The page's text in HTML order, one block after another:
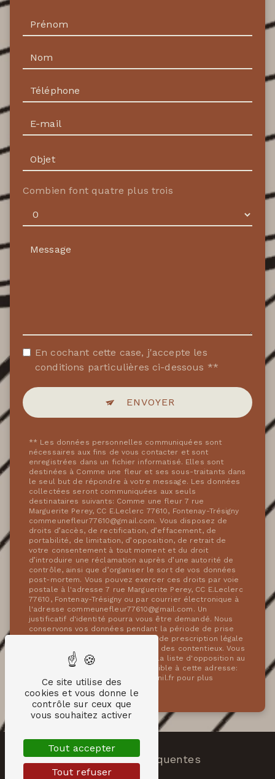
Combien font quatre plus trois
En cochant cette case, j'accepte les
conditions particulières ci-dessous **
ENVOYER
** Les données personnelles communiquées sont
nécessaires aux fins de vous contacter et sont
enregistrées dans un fichier informatisé. Elles sont
destinées à Comme une fleur et ses sous-traitants dans
le seul but de répondre à votre message. Les données
collectées seront communiquées aux seuls
destinataires suivants: Comme une fleur 7 rue
Marguerite Perey, CC E.Leclerc 77610, Fontenay-Trésigny
commeunefleur77610@gmail.com. Vous disposez de
droits d’accès, de rectification, d’effacement, de
portabilité, de limitation, d’opposition, de retrait de
votre consentement à tout moment et du droit
d’introduire une réclamation auprès d’une autorité de
contrôle, ainsi que d’organiser le sort de vos données
post-mortem. Vous pouvez exercer ces droits par voie
postale à l'adresse 7 rue Marguerite Perey, CC E.Leclerc
77610, Fontenay-Trésigny ou par courrier électronique à
l'adresse commeunefleur77610@gmail.com. Un
justificatif d'identité pourra vous être demandé. Nous
conservons vos données pendant la période de prise
de contact puis pendant la durée de prescription légale
aux fins probatoires et de gestion des contentieux. Vous
avez le droit de vous inscrire sur la liste d'opposition au
démarchage téléphonique, disponible à cette adresse:
Bloctel.gouv.fr . Consultez le site cnil.fr pour plus
d’informations sur vos droits.
Recherches fréquentes
Ce site utilise des
cookies et vous donne le
contrôle sur ceux que
vous souhaitez activer
Tout accepter
Tout refuser